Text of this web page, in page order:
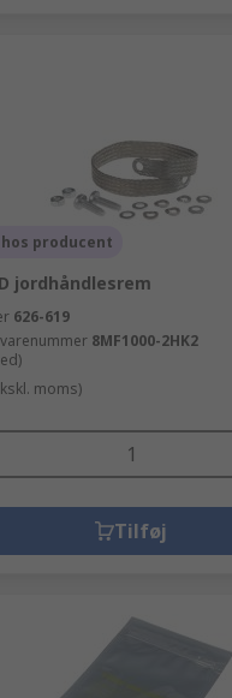
producent
jordhåndlesrem
626-619
8MF1000-2HK2
moms)
Tilføj